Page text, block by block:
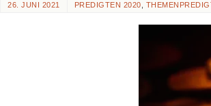
26. JUNI 2021 PREDIGTEN 2020